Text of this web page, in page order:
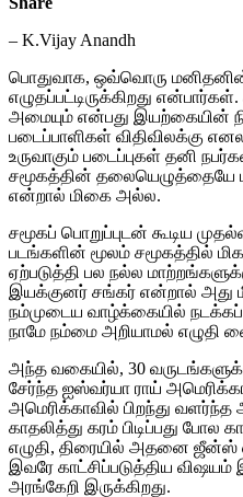
– K.Vijay Anandh
பொதுவாக, ஒவ்வொரு
எழுதப்பட்டிருக்கிறது
அமையும் என்பது இயற்கையின்
படைப்பாளிகள் விதிவிலக்கு
உருவாகும் படைப்புகள் தனி
சமூகத்தின் தலையெழுத்தையே
என்றால் மிகை அல்ல.
சமூகப் பொறுப்புடன் கூடிய
படங்களின் மூலம் சமூகத்தில்
ஏற்படுத்தி பல நல்ல
இயக்குனர் சங்கர் என்றால் அது
நம்முடைய வாழ்க்கையில்
நாமே நம்மை அறியாமல் எழுதி
அந்த வகையில், 30
சேர்ந்த ஐஸ்வர்யா ராய்
அமெரிக்காவில் பிறந்து வளர்ந்த
காதலித்து கரம் பிடிப்பது போல
எழுதி, திரையில் அதனை ஜீன்ஸ்
இவரே காட்சிப்படுத்திய
அரங்கேறி இருக்கிறது.